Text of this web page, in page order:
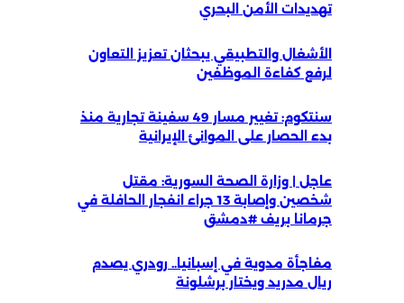
الأمن البحري
والتطبيقي يبحثان تعزيز التعاون
كفاءة الموظفين
سنتكوم: تغيير مسار 49 سفينة تجارية منذ
على الموانئ الإيرانية
| وزارة الصحة السورية: مقتل
شخصين وإصابة 13 جراء انفجار الحافلة في
بريف #دمشق
مدوية في إسبانيا.. رودري يصدم
ويختار برشلونة